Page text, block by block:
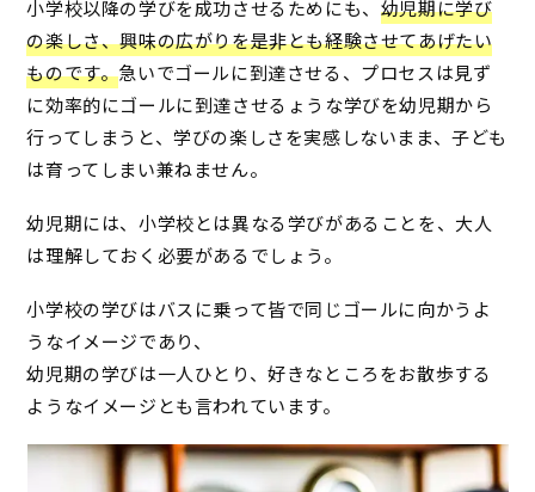
小学校以降の学びを成功させるためにも、 幼児期に学び
の楽しさ、興味の広がりを是非とも経験させてあげたい
ものです。急いでゴールに到達させる、プロセスは見ず
に効率的にゴールに到達させるょうな学びを幼児期から
行ってしまうと、学びの楽しさを実感しないまま、子ども
は育ってしまい兼ねません。
幼児期には、小学校とは異なる学びがあることを、大人
は理解しておく必要があるでしょう。
小学校の学びはバスに乗って皆で同じゴールに向かうよ
うなイメージであり、
幼児期の学びは一人ひとり、好きなところをお散歩する
ようなイメージとも言われています。